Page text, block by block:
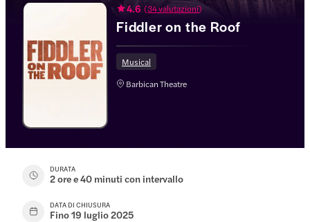
4.6 (34 valutazioni)
Fiddler on the Roof
Musical
Barbican Theatre
DURATA
2 ore e 40 minuti con intervallo
DATA DI CHIUSURA
Fino 19 luglio 2025